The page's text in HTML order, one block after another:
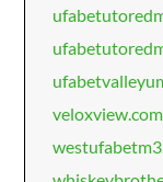
veloxview.com